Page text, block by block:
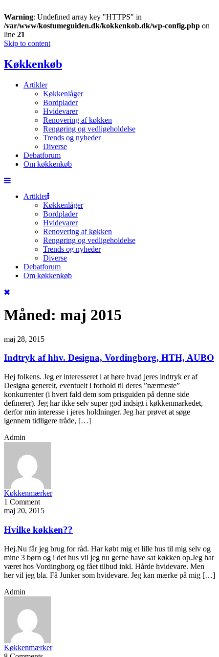
Warning: Undefined array key "HTTPS" in
/var/www/kostumeguiden.dk/kokkenkob.dk/wp-config.php on
line 21
Skip to content
Køkkenkøb
Artikler
Køkkenlåger
Bordplader
Hvidevarer
Renovering af køkken
Rengøring og vedligeholdelse
Trends og nyheder
Diverse
Debatforum
Om køkkenkøb
Artikler
Køkkenlåger
Bordplader
Hvidevarer
Renovering af køkken
Rengøring og vedligeholdelse
Trends og nyheder
Diverse
Debatforum
Om køkkenkøb
Måned: maj 2015
maj 28, 2015
Indtryk af hhv. Designa, Vordingborg, HTH, AUBO
Hej folkens. Jeg er interesseret i at høre hvad jeres indtryk er af
Designa generelt, eventuelt i forhold til deres ”nærmeste”
konkurrenter (i hvert fald dem som prisguiden på denne side
definerer). Jeg har ikke selv super god indsigt i køkkenmarkedet,
derfor min interesse i jeres holdninger. Jeg har prøvet at søge
igennem tidligere tråde, […]
Admin
Køkkenmærker
1 Comment
maj 20, 2015
Hvilke køkken??
Hej.Nu får jeg brug for råd. Har købt mig et lille hus til mig selv og
mine 3 børn og i det hus vil jeg nu gerne have sat køkken op.Jeg har
været hos Vordingborg og fået tilbud inkl. Hårde hvidevare. Men
her vil jeg bla. Få Junker som hvidevare. Jeg kan mærke på mig […]
Admin
Køkkenmærker